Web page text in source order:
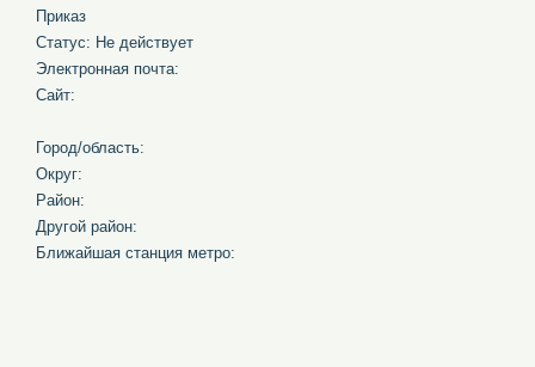
Приказ
Статус: Не действует
Электронная почта:
Сайт:
Город/область:
Округ:
Район:
Другой район:
Ближайшая станция метро: